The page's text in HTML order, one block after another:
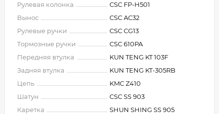
Рулевая колонка
CSC FP-H501
Вынос
CSC AC32
Рулевые ручки
CSC CG13
Тормозные ручки
CSC 610PA
Передняя втулка
KUN TENG KT 103F
Задняя втулка
KUN TENG KT-305RB
Цепь
KMC Z410
Шатун
CSC SS 903
Каретка
SHUN SHING SS 905